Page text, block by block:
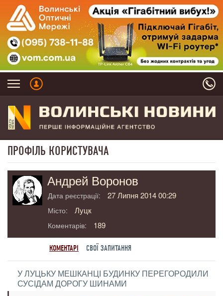
ПРОФІЛЬ КОРИСТУВАЧА
Андрей Воронов
Дата реєстрації: 27 Липня 2014 00:29
Місто: Луцк
Коментарів: 189
КОМЕНТАРІ СВОЇ ЗАПИТАННЯ
У ЛУЦЬКУ МЕШКАНЦІ БУДИНКУ ПЕРЕГОРОДИЛИ
СУСІДАМ ДОРОГУ ШИНАМИ